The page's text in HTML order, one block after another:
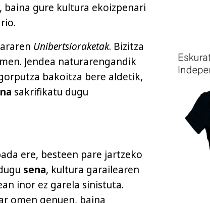
gure kultura ekoizpenari
Unibertsioraketak. Bizitza
Jendea naturarengandik
bakoitza bere aldetik,
sakrifikatu dugu
ere, besteen pare jartzeko
sena, kultura garailearen
inor ez garela sinistuta.
omen genuen, baina